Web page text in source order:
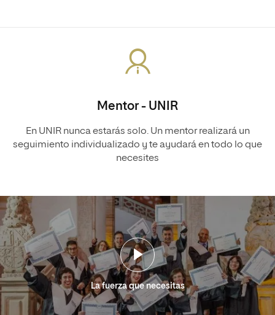
Mentor - UNIR
En UNIR nunca estarás solo. Un mentor realizará un
seguimiento individualizado y te ayudará en todo lo que
necesites
La fuerza que necesitas